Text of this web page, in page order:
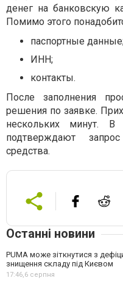
денег на банковскую
Помимо этого
паспортные
ИНН;
контакты.
После заполнения
решения по заявке.
нескольких минут.
подтверждают
средства.
Останні новини
PUMA може зіткнутися з
знищення складу під Києвом
17:46,6 серпня